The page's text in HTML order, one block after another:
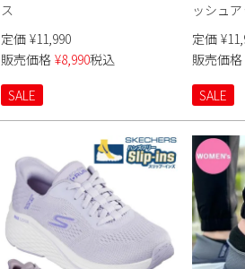
ス
定価 ¥11,990
販売価格 ¥8,990税込
SALE
ッシュ
ス
定価 ¥
販売価格
SALE